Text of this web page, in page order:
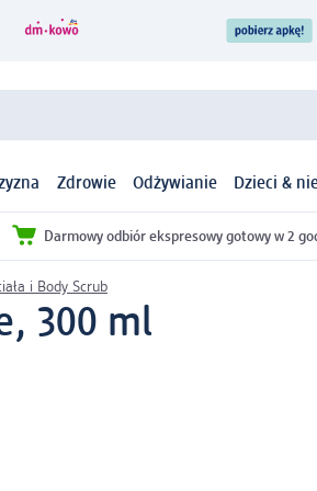
Zdrowie Odżywianie Dzieci &
Darmowy odbiór ekspresowy gotowy w 2
i Body Scrub
300 ml